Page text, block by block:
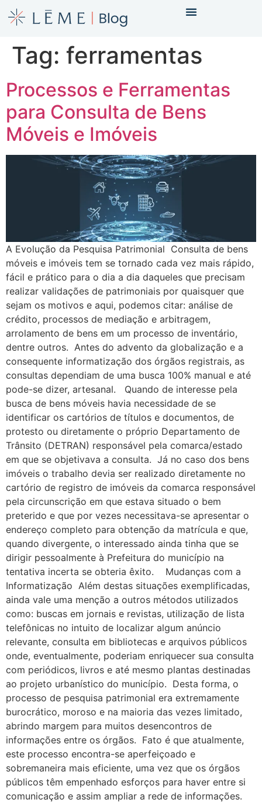
Tag: ferramentas
Processos e Ferramentas
para Consulta de Bens
Móveis e Imóveis
A Evolução da Pesquisa Patrimonial Consulta de bens
móveis e imóveis tem se tornado cada vez mais rápido,
fácil e prático para o dia a dia daqueles que precisam
realizar validações de patrimoniais por quaisquer que
sejam os motivos e aqui, podemos citar: análise de
crédito, processos de mediação e arbitragem,
arrolamento de bens em um processo de inventário,
dentre outros. Antes do advento da globalização e a
consequente informatização dos órgãos registrais, as
consultas dependiam de uma busca 100% manual e até
pode-se dizer, artesanal. Quando de interesse pela
busca de bens móveis havia necessidade de se
identificar os cartórios de títulos e documentos, de
protesto ou diretamente o próprio Departamento de
Trânsito (DETRAN) responsável pela comarca/estado
em que se objetivava a consulta. Já no caso dos bens
imóveis o trabalho devia ser realizado diretamente no
cartório de registro de imóveis da comarca responsável
pela circunscrição em que estava situado o bem
preterido e que por vezes necessitava-se apresentar o
endereço completo para obtenção da matrícula e que,
quando divergente, o interessado ainda tinha que se
dirigir pessoalmente à Prefeitura do município na
tentativa incerta se obteria êxito. Mudanças com a
Informatização Além destas situações exemplificadas,
ainda vale uma menção a outros métodos utilizados
como: buscas em jornais e revistas, utilização de lista
telefônicas no intuito de localizar algum anúncio
relevante, consulta em bibliotecas e arquivos públicos
onde, eventualmente, poderiam enriquecer sua consulta
com periódicos, livros e até mesmo plantas destinadas
ao projeto urbanístico do município. Desta forma, o
processo de pesquisa patrimonial era extremamente
burocrático, moroso e na maioria das vezes limitado,
abrindo margem para muitos desencontros de
informações entre os órgãos. Fato é que atualmente,
este processo encontra-se aperfeiçoado e
sobremaneira mais eficiente, uma vez que os órgãos
públicos têm empenhado esforços para haver entre si
comunicação e assim ampliar a rede de informações.